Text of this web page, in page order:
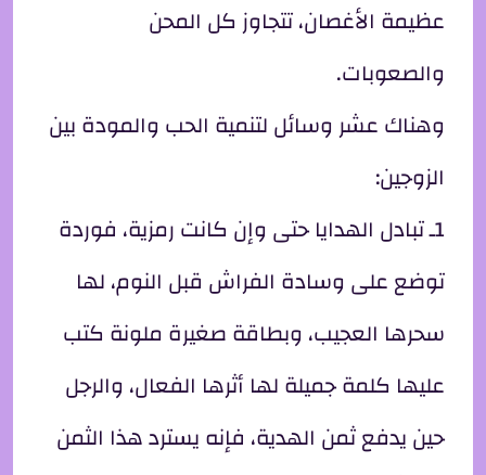
عظيمة الأغصان، تتجاوز كل المحن
والصعوبات.
وهناك عشر وسائل لتنمية الحب والمودة بين
الزوجين:
1ـ تبادل الهدايا حتى وإن كانت رمزية، فوردة
توضع على وسادة الفراش قبل النوم، لها
سحرها العجيب، وبطاقة صغيرة ملونة كتب
عليها كلمة جميلة لها أثرها الفعال، والرجل
حين يدفع ثمن الهدية، فإنه يسترد هذا الثمن